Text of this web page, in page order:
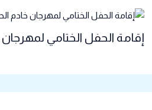
إقامة الحفل الختامي لمهرجان